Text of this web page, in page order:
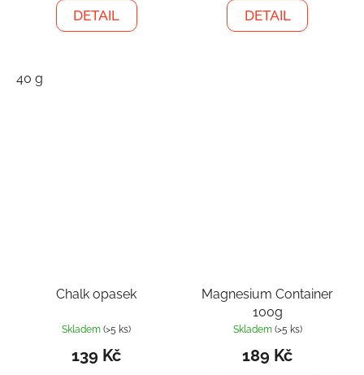
DETAIL
40 g
DETAIL
Chalk opasek
Skladem(>5 ks)
139 Kč
Magnesium Container
100g
Skladem (>5 ks)
189 Kč